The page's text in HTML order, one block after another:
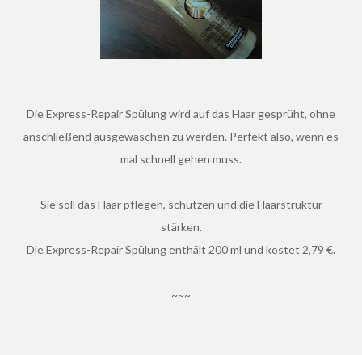
Die Express-Repair Spülung wird auf das Haar gesprüht, ohne
anschließend ausgewaschen zu werden. Perfekt also, wenn es
mal schnell gehen muss.
Sie soll das Haar pflegen, schützen und die Haarstruktur
stärken.
Die Express-Repair Spülung enthält 200 ml und kostet 2,79 €.
~~~